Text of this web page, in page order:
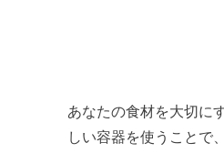
あなたの食材を大切に
しい容器を使うことで